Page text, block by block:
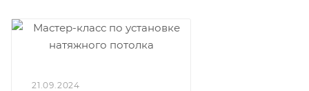
21.09.2024